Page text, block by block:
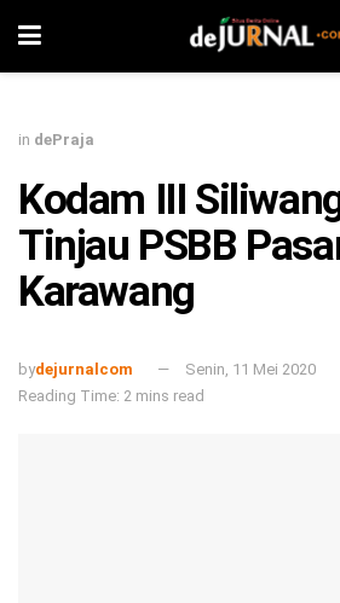
in dePraja
Kodam III
Tinjau PSBB
Karawang
bydejurnalcom
Senin, 11 Mei 2020
Reading Time: 2 mins read